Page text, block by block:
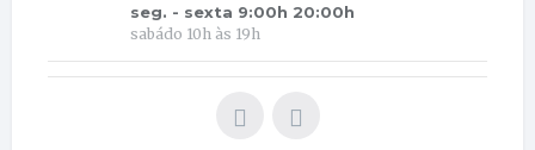
seg. - sexta 9:00h 20:00h
sabádo 10h às 19h